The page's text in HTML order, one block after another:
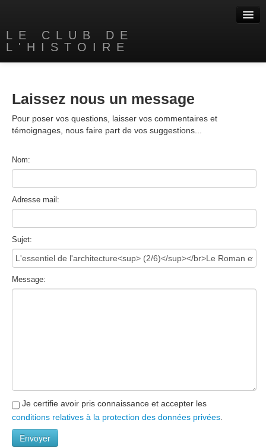
LE CLUB DE
L'HISTOIRE
A propos
Nos livres
Liens
Laissez nous un message
Pour poser vos questions, laisser vos commentaires et
témoignages, nous faire part de vos suggestions...
Nom:
Adresse mail:
Sujet:
Message:
Je certifie avoir pris connaissance et accepter les
conditions relatives à la protection des données privées